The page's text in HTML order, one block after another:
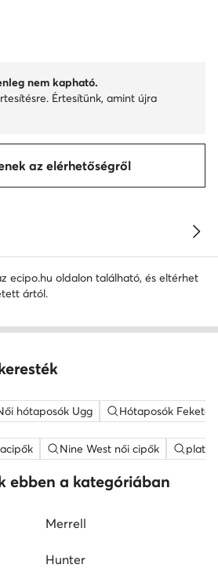
nem kapható.
Értesítünk, amint újra
az elérhetőségről
ecipo.hu oldalon található, és eltérhet
ártól.
hótaposók Ugg Hótaposók Fekete
Nine West női cipők
ebben a kategóriában
Merrell
Hunter